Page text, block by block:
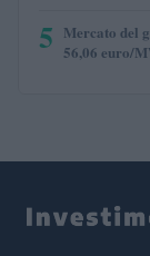
5 Mercato del
56,06 euro/